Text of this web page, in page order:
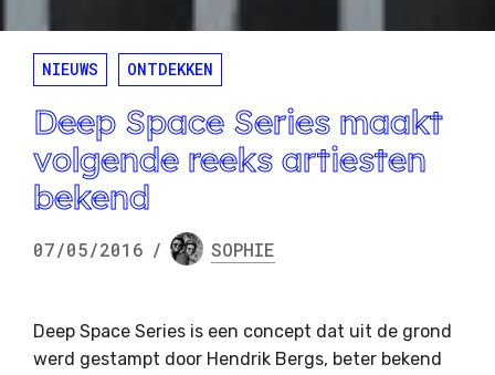
NIEUWS ONTDEKKEN
Deep Space Series maakt
volgende reeks artiesten
bekend
07/05/2016 / SOPHIE
Deep Space Series is een concept dat uit de grond
werd gestampt door Hendrik Bergs, beter bekend